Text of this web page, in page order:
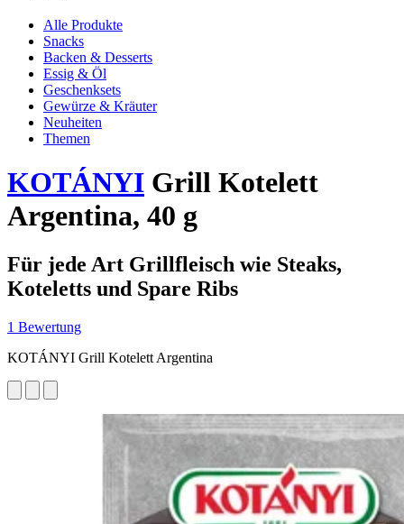
Alle Produkte
Snacks
Backen & Desserts
Essig & Öl
Geschenksets
Gewürze & Kräuter
Neuheiten
Themen
KOTÁNYI Grill Kotelett
Argentina, 40 g
Für jede Art Grillfleisch wie Steaks,
Koteletts und Spare Ribs
1 Bewertung
KOTÁNYI Grill Kotelett Argentina